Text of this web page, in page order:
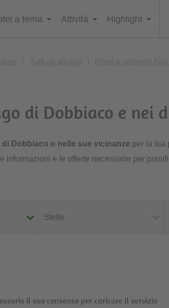
a tema Attività Highlight
di Dobbiaco e nei
di Dobbiaco o nelle sue vicinanze per la tua
informazioni e le offerte necessarie per
il suo consenso per caricare il servizio
Stelle